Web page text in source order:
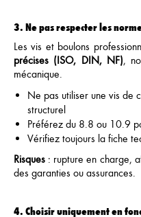
3. Ne pas respecter les
Les vis et boulons
précises (ISO, DIN, NF),
mécanique.
Ne pas utiliser une vis de
structurel
Préférez du 8.8 ou 10.9
Vérifiez toujours la fiche
Risques : rupture en charge,
des garanties ou assurances.
4. Choisir uniquement en